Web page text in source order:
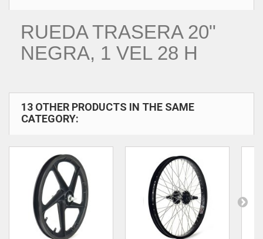
RUEDA TRASERA 20"
NEGRA, 1 VEL 28 H
13 OTHER PRODUCTS IN THE SAME
CATEGORY: